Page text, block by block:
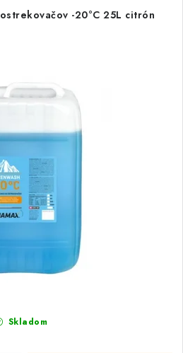
-20°C 25L citrón
Skladom